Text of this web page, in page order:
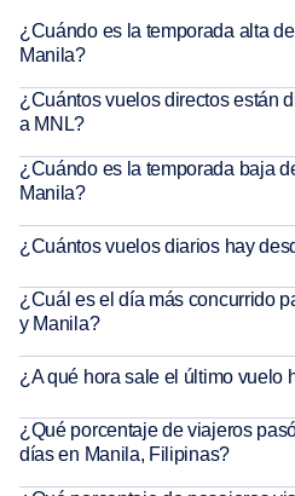
¿Cuándo es la temporada alta
Manila?
¿Cuántos vuelos directos están
a MNL?
¿Cuándo es la temporada baja
Manila?
¿Cuántos vuelos diarios hay
¿Cuál es el día más concurrido
y Manila?
¿A qué hora sale el último vuelo
¿Qué porcentaje de viajeros
días en Manila, Filipinas?